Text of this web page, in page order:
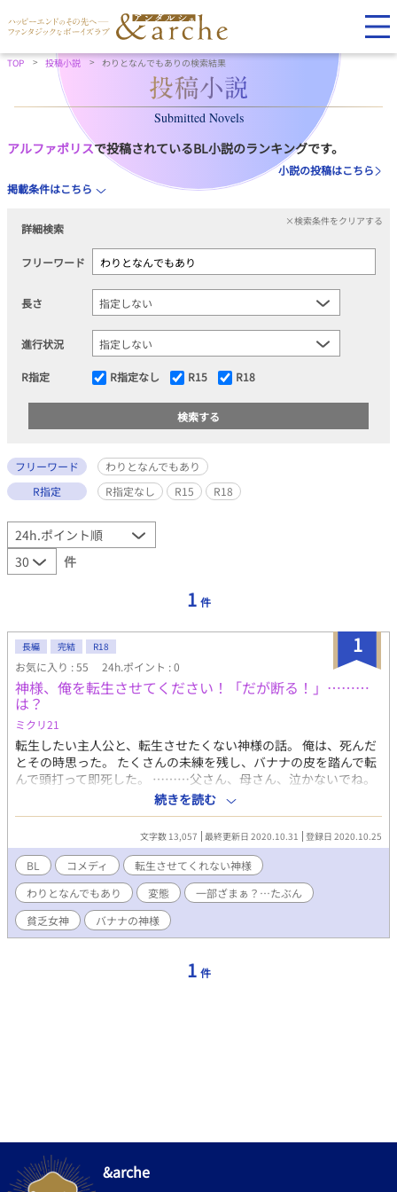
TOP 投稿小説 わりとなんでもありの検索結果
Submitted Novels
アルファポリスで投稿されているBL小説のランキングです。
小説の投稿はこちら
掲載条件はこちら
詳細検索
×検索条件をクリアする
フリーワード
長さ
進行状況
R指定 R指定なし R15 R18
フリーワード
わりとなんでもあり
R指定
R指定なし R15 R18
件
1 件
1
長編 完結 R18
お気に入り : 55 24h.ポイント : 0
神様、俺を転生させてください！「だが断る！」………
は？
ミクリ21
転生したい主人公と、転生させたくない神様の話。 俺は、死んだ
とその時思った。 たくさんの未練を残し、バナナの皮を踏んで転
んで頭打って即死した。 ………父さん、母さん、泣かないでね。
「君の両親大爆笑してましたよ」 「俺の傷を深くするな変態神
様」 死んだ俺を出迎えた存在………それは、全裸に股間のところ
だけ葉っぱで隠している(はみ出てるけど)変態な神様でした。
続きを読む
文字数 13,057 最終更新日 2020.10.31 登録日 2020.10.25
BL コメディ
転生させてくれない神様
わりとなんでもあり
変態
一部ざまぁ？…たぶん
貧乏女神
バナナの神様
1 件
&arche